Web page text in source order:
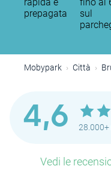
prepagata
sul
Mobypark Città
4,6 28.000+
Vedi le